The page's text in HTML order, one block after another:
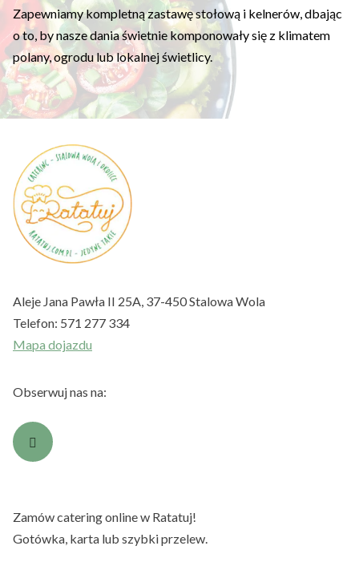
Zapewniamy kompletną zastawę stołową i kelnerów, dbając
o to, by nasze dania świetnie komponowały się z klimatem
polany, ogrodu lub lokalnej świetlicy.
Aleje Jana Pawła II 25A, 37-450 Stalowa Wola
Telefon: 571 277 334
Mapa dojazdu
Obserwuj nas na:
Zamów catering online w Ratatuj!
Gotówka, karta lub szybki przelew.